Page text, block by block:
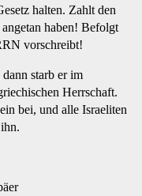
halten. Zahlt den
haben! Befolgt
vorschreibt!
dann starb er im
Herrschaft.
bei, und alle Israeliten